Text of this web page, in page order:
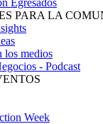
Egresados
PARA LA
medios
- Podcast
Week